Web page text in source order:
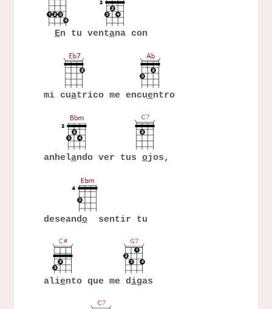
En tu ventana con
mi cuatrico me encuentro
anhelando ver tus ojos,
deseandosentir tu
aliento que me digas